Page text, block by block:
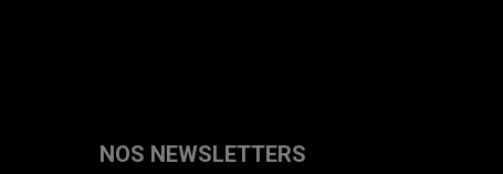
NOS NEWSLETTERS